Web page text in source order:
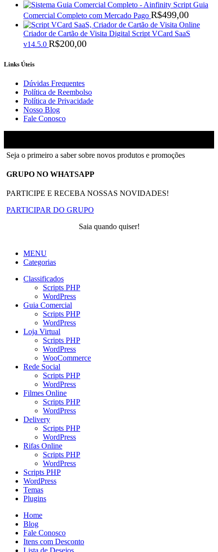
Script Guia
Comercial Completo com Mercado Pago R$499,00
Criador de Cartão de Visita Digital Script VCard SaaS
v14.5.0 R$200,00
Links Úteis
Dúvidas Frequentes
Política de Reembolso
Política de Privacidade
Nosso Blog
Fale Conosco
Seja o primeiro a saber sobre novos produtos e promoções
GRUPO NO WHATSAPP
PARTICIPE E RECEBA NOSSAS NOVIDADES!
PARTICIPAR DO GRUPO
Saia quando quiser!
MENU
Categorias
Classificados
Scripts PHP
WordPress
Guia Comercial
Scripts PHP
WordPress
Loja Virtual
Scripts PHP
WordPress
WooCommerce
Rede Social
Scripts PHP
WordPress
Filmes Online
Scripts PHP
WordPress
Delivery
Scripts PHP
WordPress
Rifas Online
Scripts PHP
WordPress
Scripts PHP
WordPress
Temas
Plugins
Home
Blog
Fale Conosco
Itens com Desconto